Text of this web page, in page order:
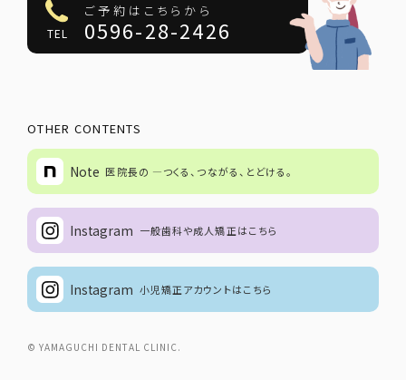
ご予約はこちらから
TEL 0596-28-2426
OTHER CONTENTS
Note 医院長の ―つくる、つながる、とどける。
Instagram 一般歯科や成人矯正はこちら
Instagram 小児矯正アカウントはこちら
© YAMAGUCHI DENTAL CLINIC.